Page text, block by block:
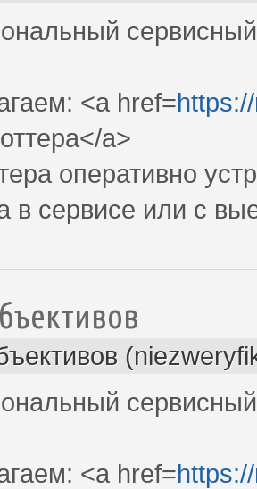
<a href=
a>
оперативно
в сервисе или с
<a href=